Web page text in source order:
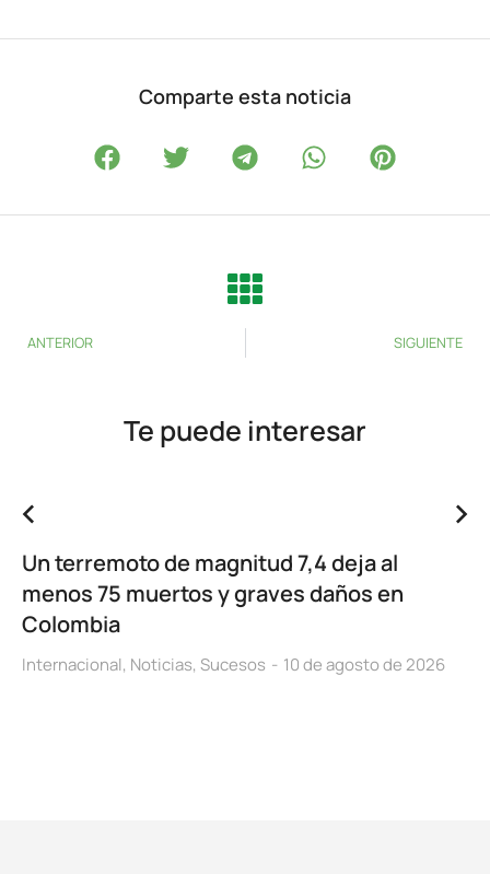
Comparte esta noticia
ANTERIOR SIGUIENTE
Te puede interesar
Un terremoto de magnitud 7,4 deja al
menos 75 muertos y graves daños en
Colombia
Internacional, Noticias, Sucesos 10 de agosto de 2026